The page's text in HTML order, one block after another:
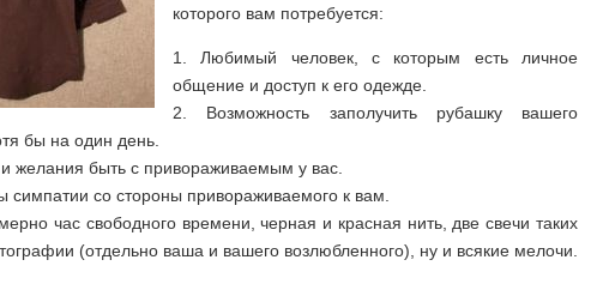
которого вам потребуется:
1. Любимый человек, с которым есть личное
общение и доступ к его одежде.
2. Возможность заполучить рубашку вашего
бы на один день.
желания быть с привораживаемым у вас.
симпатии со стороны привораживаемого к вам.
час свободного времени, черная и красная нить, две свечи таких
(отдельно ваша и вашего возлюбленного), ну и всякие мелочи.